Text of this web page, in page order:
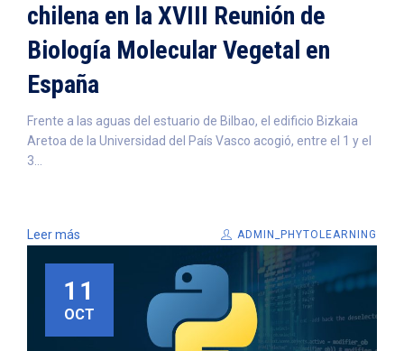
chilena en la XVIII Reunión de
Biología Molecular Vegetal en
España
Frente a las aguas del estuario de Bilbao, el edificio Bizkaia
Aretoa de la Universidad del País Vasco acogió, entre el 1 y el
3...
Leer más ADMIN_PHYTOLEARNING
11
OCT